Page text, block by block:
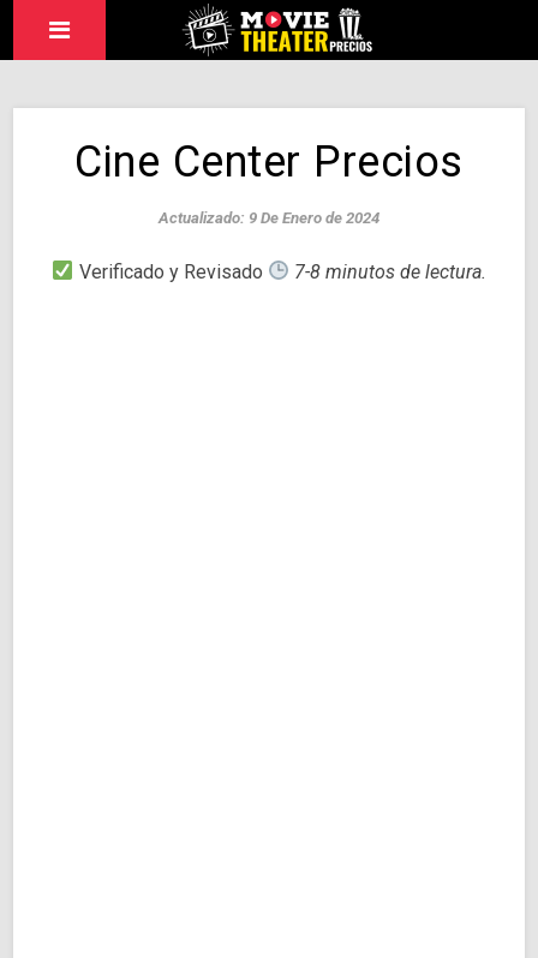
Cine Center Precios
Actualizado: 9 De Enero de 2024
Verificado y Revisado 7-8 minutos de lectura.